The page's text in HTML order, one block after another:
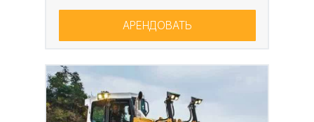
АРЕНДОВАТЬ